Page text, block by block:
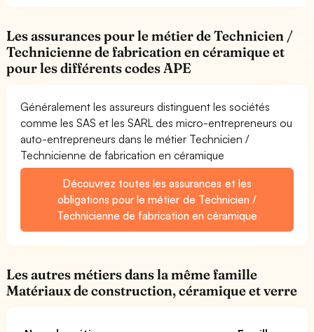
Les assurances pour le métier de Technicien /
Technicienne de fabrication en céramique et
pour les différents codes APE
Généralement les assureurs distinguent les sociétés
comme les SAS et les SARL des micro-entrepreneurs ou
auto-entrepreneurs dans le métier Technicien /
Technicienne de fabrication en céramique
Découvrez toutes les assurances et les
obligations pour le métier de Technicien /
Technicienne de fabrication en céramique
Les autres métiers dans la même famille
Matériaux de construction, céramique et verre